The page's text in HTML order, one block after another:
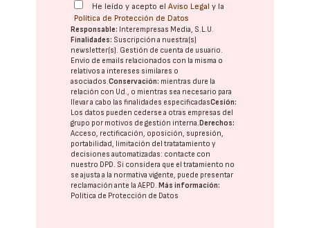
He leído y acepto elAviso Legal y la
Política de Protección de Datos
Responsable: Interempresas Media, S.L.U.
Finalidades: Suscripción a nuestra(s)
newsletter(s). Gestión de cuenta de usuario.
Envío de emails relacionados con la misma o
relativos a intereses similares o
asociados.Conservación: mientras dure la
relación con Ud., o mientras sea necesario para
llevar a cabo las finalidades especificadasCesión:
Los datos pueden cederse a otras empresas del
grupo por motivos de gestión interna.Derechos:
Acceso, rectificación, oposición, supresión,
portabilidad, limitación del tratatamiento y
decisiones automatizadas: contacte con
nuestro DPD. Si considera que el tratamiento no
se ajusta a la normativa vigente, puede presentar
reclamación ante laAEPD.Más información:
Política de Protección de Datos